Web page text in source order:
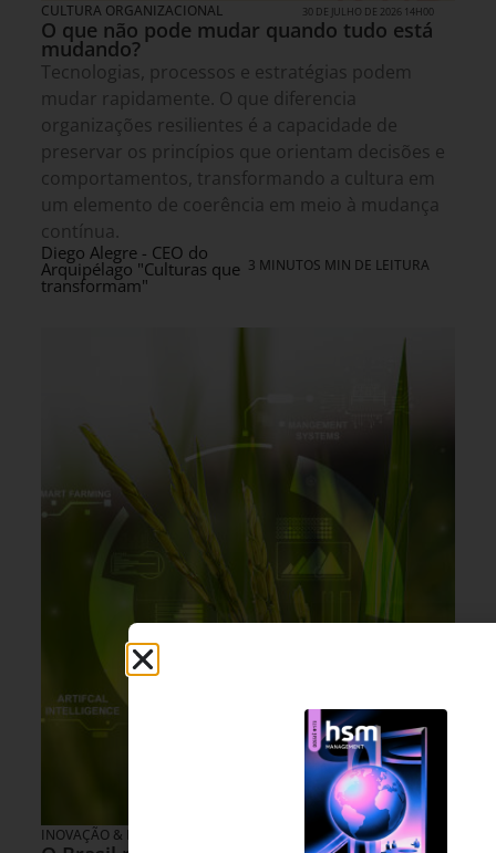
CULTURA ORGANIZACIONAL 30 DE JULHO DE 2026 14H00
O que não pode mudar quando tudo está
mudando?
Tecnologias, processos e estratégias podem
mudar rapidamente. O que diferencia
organizações resilientes é a capacidade de
preservar os princípios que orientam decisões e
comportamentos, transformando a cultura em
um elemento de coerência em meio à mudança
contínua.
Diego Alegre - CEO do
Arquipélago "Culturas que
transformam"
3 MINUTOS MIN DE LEITURA
INOVAÇÃO & ESTRATÉGIA 30 DE JULHO DE 2026 07H00